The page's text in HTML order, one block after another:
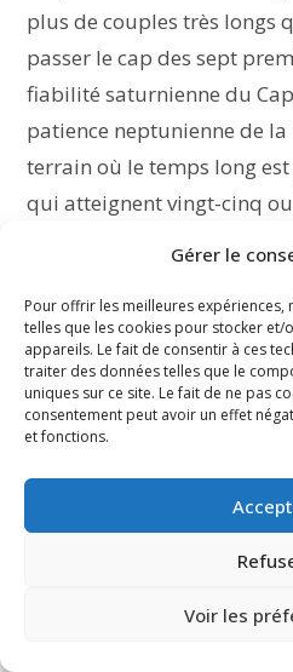
Gérer le
Pour offrir les meilleures
telles que les cookies pour stocker
appareils. Le fait de consentir à ces
traiter des données telles que le
uniques sur ce site. Le fait de ne pas
consentement peut avoir un effet
et fonctions.
Voir les
plus de couples très longs
passer le cap des sept
fiabilité saturnienne du
patience neptunienne de la
terrain où le temps long
qui atteignent vingt-cinq
déploiement, qui n’ont
suite, et qui ont fait le pari
viendrait avec les années.
le couple est l’un des plus
Ce que les astres
Besoin d’un